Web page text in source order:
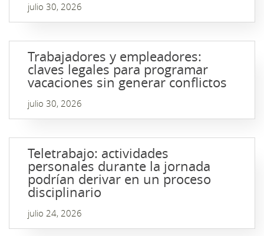
julio 30, 2026
Trabajadores y empleadores:
claves legales para programar
vacaciones sin generar conflictos
julio 30, 2026
Teletrabajo: actividades
personales durante la jornada
podrían derivar en un proceso
disciplinario
julio 24, 2026